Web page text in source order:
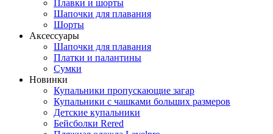
Плавки и шорты
Шапочки для плавания
Шорты
Аксессуары
Шапочки для плавания
Платки и палантины
Сумки
Новинки
Купальники пропускающие загар
Купальники с чашками больших размеров
Детские купальники
Бейсболки Rered